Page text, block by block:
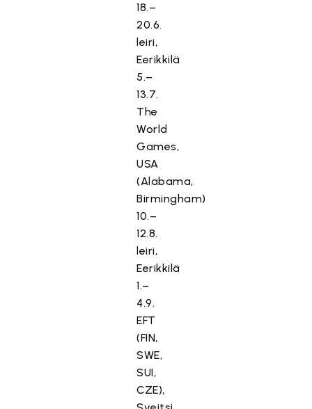
18.–
20.6.
leiri,
Eerikkilä
5.–
13.7.
The
World
Games,
USA
(Alabama,
Birmingham)
10.–
12.8.
leiri,
Eerikkilä
1.–
4.9.
EFT
(FIN,
SWE,
SUI,
CZE),